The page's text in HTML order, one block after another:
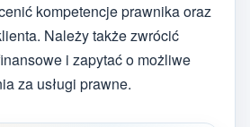
kompetencje prawnika oraz
Należy także zwrócić
i zapytać o możliwe
za usługi prawne.